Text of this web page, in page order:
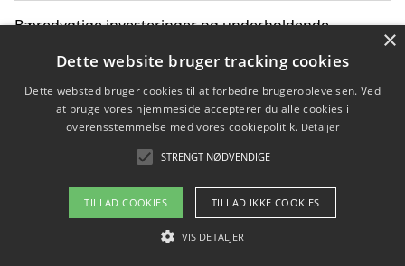
Bæredygtige investeringer og underholdende
Sådan kan online møder for virksomheder fremme
grønne investeringer
Copyright 2026 - Pilanto Aps
Om / kontakt
×
Dette website bruger tracking cookies
Dette websted bruger cookies til at forbedre brugeroplevelsen. Ved
at bruge vores hjemmeside accepterer du alle cookies i
overensstemmelse med vores cookiepolitik. Detaljer
STRENGT NØDVENDIGE
TILLAD COOKIES TILLAD IKKE COOKIES
VIS DETALJER